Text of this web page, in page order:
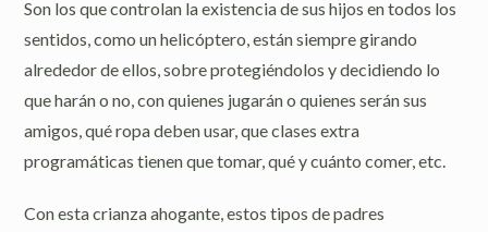
Son los que controlan la existencia de sus hijos en todos los
sentidos, como un helicóptero, están siempre girando
alrededor de ellos, sobre protegiéndolos y decidiendo lo
que harán o no, con quienes jugarán o quienes serán sus
amigos, qué ropa deben usar, que clases extra
programáticas tienen que tomar, qué y cuánto comer, etc.
Con esta crianza ahogante, estos tipos de padres